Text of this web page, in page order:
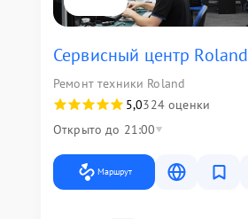
Сервисный центр Roland
Ремонт техники Roland
5,0324 оценки
Открыто до 21:00
Маршрут